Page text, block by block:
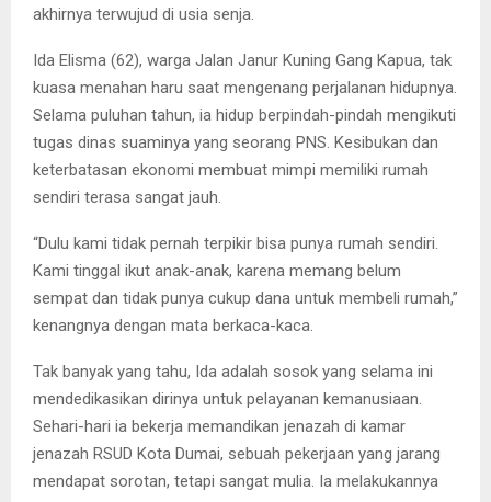
akhirnya terwujud di usia senja.
Ida Elisma (62), warga Jalan Janur Kuning Gang Kapua, tak
kuasa menahan haru saat mengenang perjalanan hidupnya.
Selama puluhan tahun, ia hidup berpindah-pindah mengikuti
tugas dinas suaminya yang seorang PNS. Kesibukan dan
keterbatasan ekonomi membuat mimpi memiliki rumah
sendiri terasa sangat jauh.
“Dulu kami tidak pernah terpikir bisa punya rumah sendiri.
Kami tinggal ikut anak-anak, karena memang belum
sempat dan tidak punya cukup dana untuk membeli rumah,”
kenangnya dengan mata berkaca-kaca.
Tak banyak yang tahu, Ida adalah sosok yang selama ini
mendedikasikan dirinya untuk pelayanan kemanusiaan.
Sehari-hari ia bekerja memandikan jenazah di kamar
jenazah RSUD Kota Dumai, sebuah pekerjaan yang jarang
mendapat sorotan, tetapi sangat mulia. Ia melakukannya